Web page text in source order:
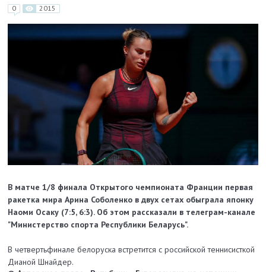
0 2015
В матче 1/8 финала Открытого чемпионата Франции первая
ракетка мира Арина Соболенко в двух сетах обыграла японку
Наоми Осаку (7:5, 6:3). Об этом рассказали в телеграм-канале
"Министерство спорта Республики Беларусь".
В четвертьфинале белоруска встретится с российской теннисисткой
Дианой Шнайдер.